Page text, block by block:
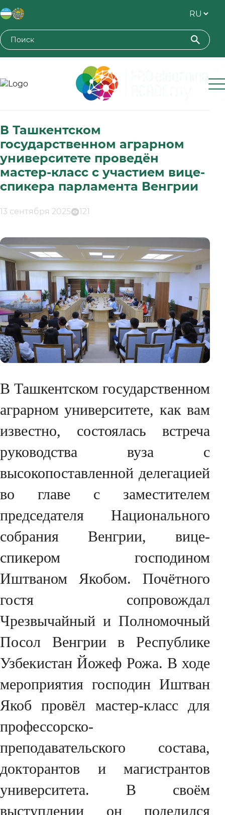
Toshkent davlat agrar universiteti
В Ташкентском
государственном аграрном
университете проведён
мастер-класс с участием вице-
спикера парламента Венгрии
13 сентября 2025 121
В Ташкентском государственном
аграрном университете, как вам
известно, состоялась встреча
руководства вуза с
высокопоставленной делегацией
во главе с заместителем
председателя Национального
собрания Венгрии, вице-
спикером господином
Иштваном Якобом. Почётного
гостя сопровождал
Чрезвычайный и Полномочный
Посол Венгрии в Республике
Узбекистан Йожеф Рожа. В ходе
мероприятия господин Иштван
Якоб провёл мастер-класс для
профессорско-
преподавательского состава,
докторантов и магистрантов
университета. В своём
выступлении он поделился